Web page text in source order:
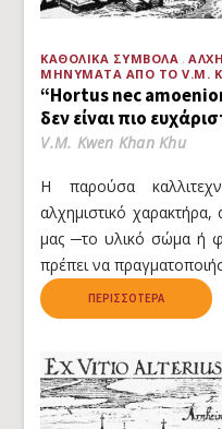
ΚΑΘΟΛΙΚΆ ΣΎΜΒΟΛΑ
ΜΗΝΎΜΑΤΑ ΑΠΌ ΤΟ V.M.
“Hortus nec
δεν είναι πιο
V.M. Kwen Khan Khu
Η παρούσα
αλχημιστικό
μας ─το υλικό σώμα ή
πρέπει να
ΠΕΡΙΣΣΌΤΕΡΑ